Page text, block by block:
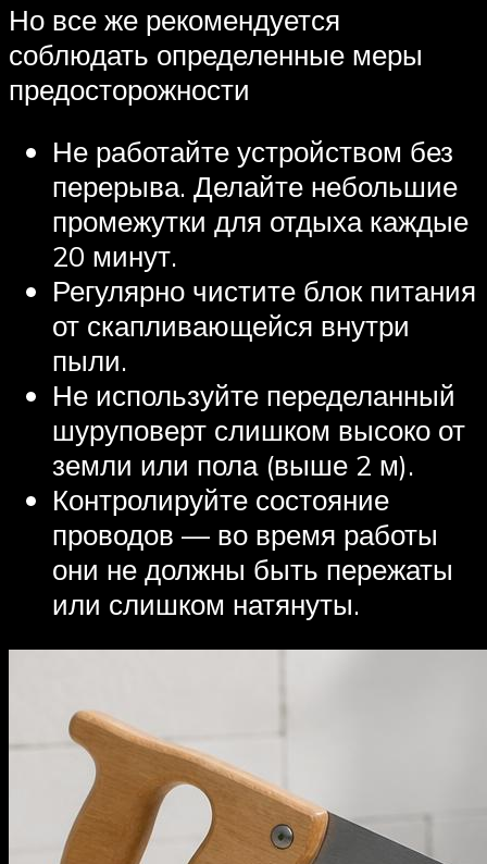
Но все же рекомендуется
соблюдать определенные меры
предосторожности
Не работайте устройством без
перерыва. Делайте небольшие
промежутки для отдыха каждые
20 минут.
Регулярно чистите блок питания
от скапливающейся внутри
пыли.
Не используйте переделанный
шуруповерт слишком высоко от
земли или пола (выше 2 м).
Контролируйте состояние
проводов — во время работы
они не должны быть пережаты
или слишком натянуты.